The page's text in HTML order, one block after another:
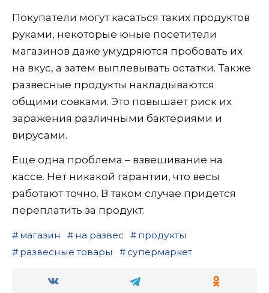
Покупатели могут касаться таких продуктов
руками, некоторые юные посетители
магазинов даже умудряются пробовать их
на вкус, а затем выплевывать остатки. Также
развесные продукты накладываются
общими совками. Это повышает риск их
заражения различными бактериями и
вирусами.
Еще одна проблема – взвешивание на
кассе. Нет никакой гарантии, что весы
работают точно. В таком случае придется
переплатить за продукт.
магазин на развес
продукты
развесные товары
супермаркет